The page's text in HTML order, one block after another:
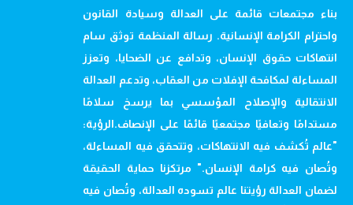
بناء مجتمعات قائمة على العدالة وسيادة القانون
واحترام الكرامة الإنسانية. رسالة المنظمة توثق سام
انتهاكات حقوق الإنسان، وتدافع عن الضحايا، وتعزز
المساءلة لمكافحة الإفلات من العقاب، وتدعم العدالة
الانتقالية والإصلاح المؤسسي بما يرسخ سلامًا
مستدامًا وتعافيًا مجتمعيًا قائمًا على الإنصاف.الرؤية:
"عالم تُكشف فيه الانتهاكات، وتتحقق فيه المساءلة،
وتُصان فيه كرامة الإنسان." مرتكزنا حماية الحقيقة
لضمان العدالة رؤيتنا عالم تسوده العدالة، وتُصان فيه